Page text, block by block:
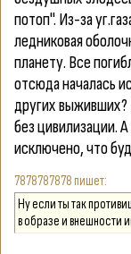
потоп". Из-за
ледниковая
планету. Все
отсюда началась
других выживших?
без цивилизации.
исключено, что
7878787878
Ну если ты так
в образе и внешности